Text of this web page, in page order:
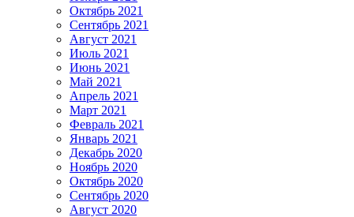
Октябрь 2021
Сентябрь 2021
Август 2021
Июль 2021
Июнь 2021
Май 2021
Апрель 2021
Март 2021
Февраль 2021
Январь 2021
Декабрь 2020
Ноябрь 2020
Октябрь 2020
Сентябрь 2020
Август 2020